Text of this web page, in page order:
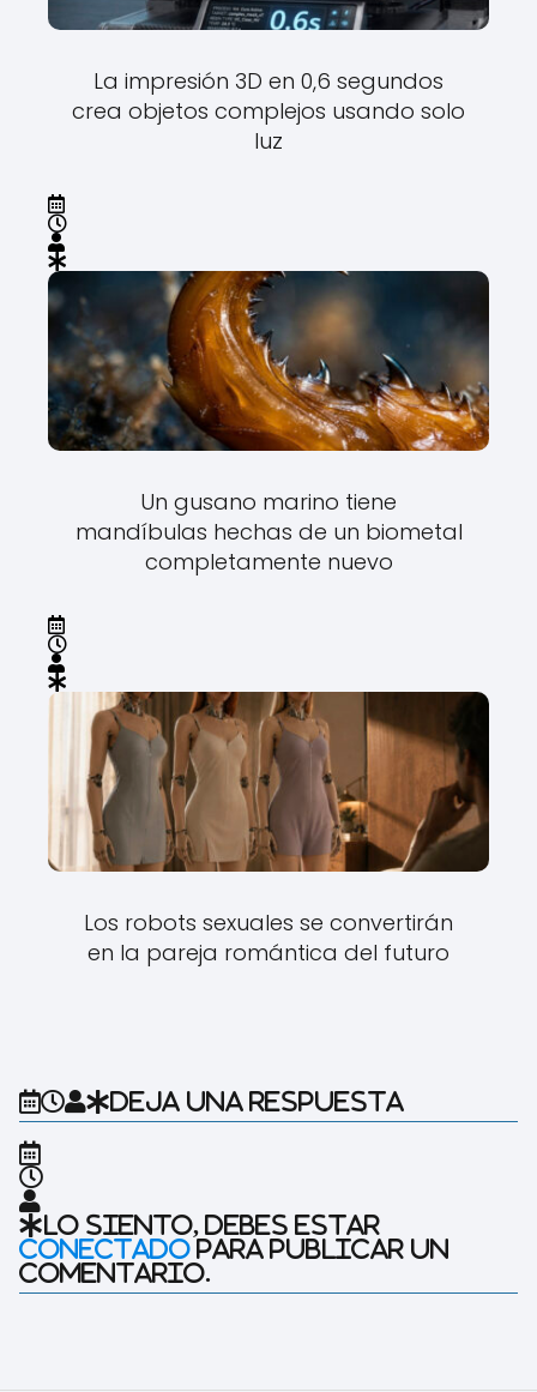
La impresión 3D en 0,6 segundos
crea objetos complejos usando solo
luz
Un gusano marino tiene
mandíbulas hechas de un biometal
completamente nuevo
Los robots sexuales se convertirán
en la pareja romántica del futuro
Deja una respuesta
Lo siento, debes estar
conectado para publicar un
comentario.